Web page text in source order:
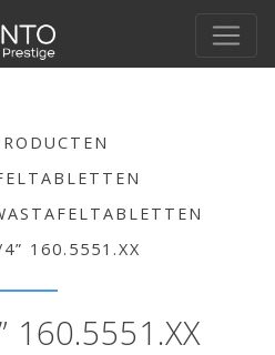
160.5551.XX
160.5551.XX